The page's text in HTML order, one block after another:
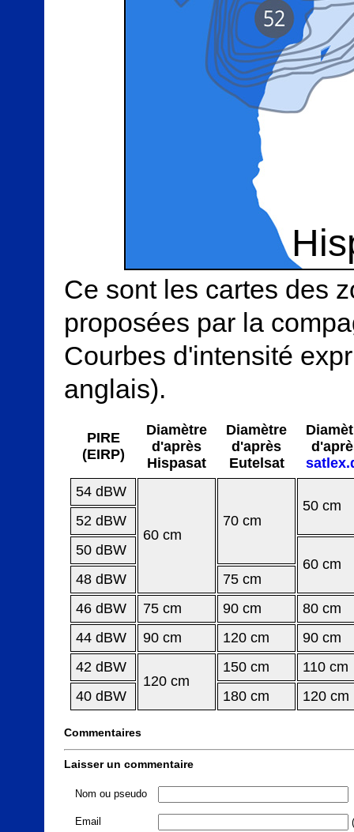
Ce sont les cartes des
proposées par la
Courbes d'intensité
anglais).
PIRE
(EIRP)
Diamètre
d'après
Hispasat
Diamètre
d'après
Eutelsat
54 dBW
60 cm
70 cm
50 cm
52 dBW
50 dBW
60 cm
48 dBW
75 cm
46 dBW
75 cm 90 cm
80 cm
44 dBW
90 cm 120 cm
90 cm
42 dBW
120 cm
150 cm
110 cm
40 dBW
180 cm 120 cm
Commentaires
Laisser un commentaire
Nom ou pseudo
Email